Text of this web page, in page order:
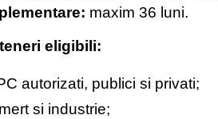
: maxim 36 luni.
eligibili:
autorizati, publici si privati;
si industrie;